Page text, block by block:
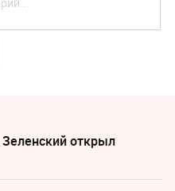
открыл